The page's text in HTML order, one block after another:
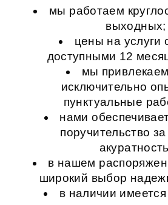
мы работаем
выходных;
цены на услуги
доступными 12
мы
исключительно
пунктуальные
нами
поручительство
в нашем
широкий выбор
в наличии